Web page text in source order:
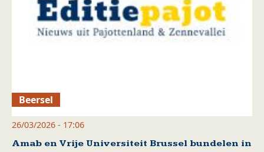
Beersel
26/03/2026 - 17:06
Amab en Vrije Universiteit Brussel bundelen in